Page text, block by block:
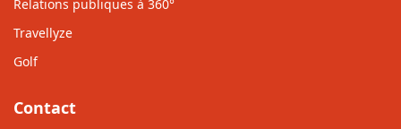
Relations publiques à 360°
Travellyze
Golf
Contact